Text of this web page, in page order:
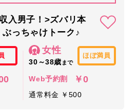
入男子！>ズバリ本
っちゃけトーク♪
女性
30～38歳 まで
ほぼ満員
Web予約割 ￥0
通常料金 ￥500